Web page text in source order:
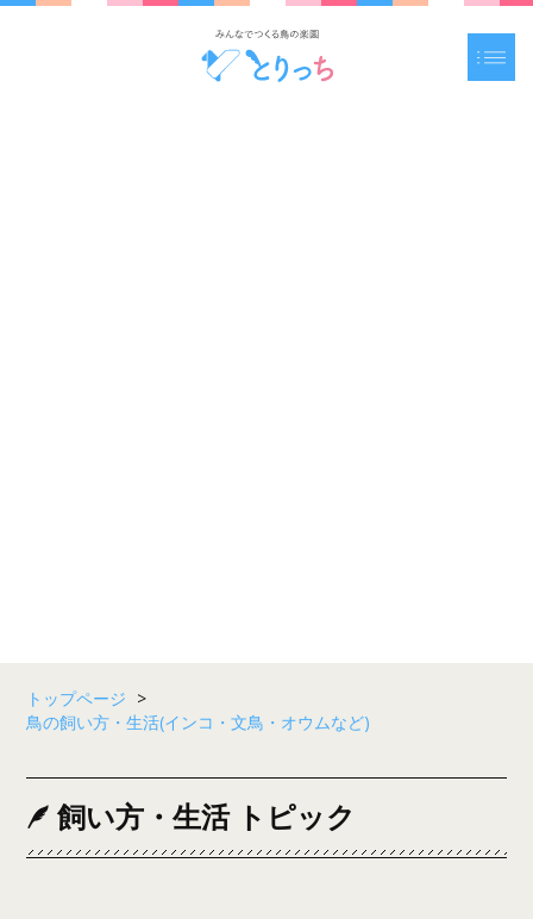
トップページ >
鳥の飼い方・生活(インコ・文鳥・オウムなど)
飼い方・生活 トピック